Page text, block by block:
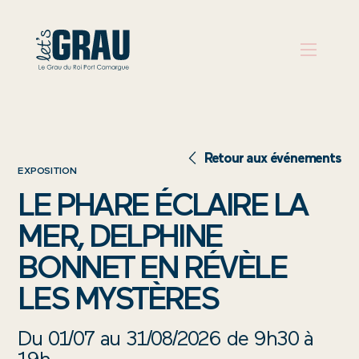
VOYAGE
QUE
FAIRE
S’INSPIRER
AGENDA
AUX
EXPOSITION
Retour aux événements
LE PHARE ÉCLAIRE LA
MER, DELPHINE
BONNET EN RÉVÈLE
LES MYSTÈRES
Du 01/07 au 31/08/2026 de 9h30 à